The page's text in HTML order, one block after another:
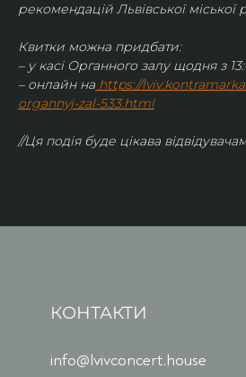
рекомендацій Львівської міської
Квитки можна придбати:
– у касі Органного залу щодня з
– онлайн на https://
organnyj-zal-533.html
//Ця подія буде цікава
КОНТАКТИ
info@lvivconcert.house